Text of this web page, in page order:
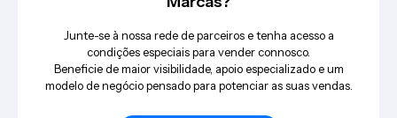
Junte-se à nossa rede de parceiros e tenha acesso a
condições especiais para vender connosco.
Beneficie de maior visibilidade, apoio especializado e um
modelo de negócio pensado para potenciar as suas vendas.